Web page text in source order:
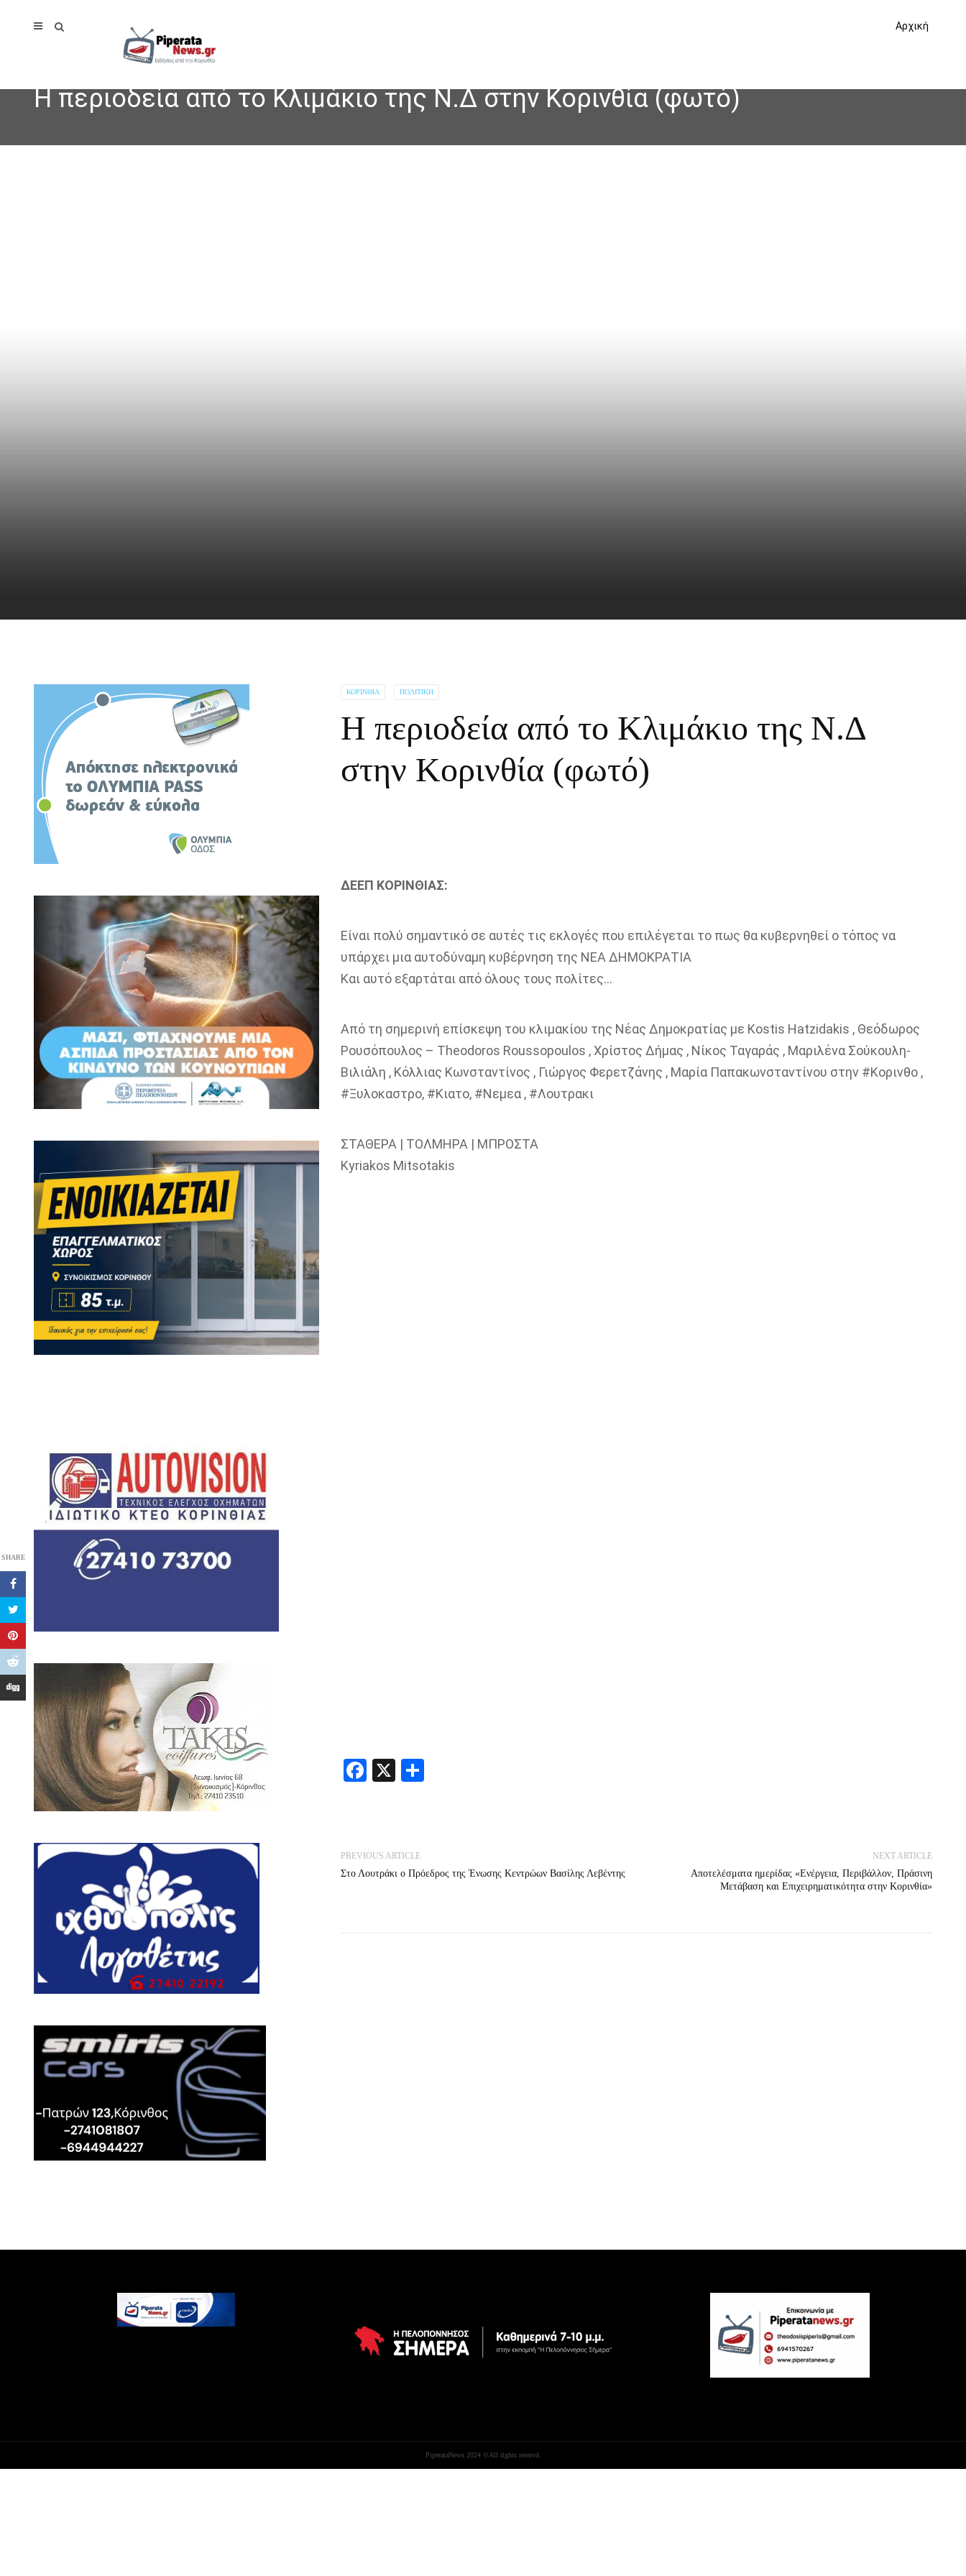
Αρχική
Η περιοδεία από το Κλιμάκιο της Ν.Δ στην Κορινθία (φωτό)
ΚΟΡΙΝΘΊΑ ΠΟΛΙΤΙΚΉ
Η περιοδεία από το Κλιμάκιο της Ν.Δ
στην Κορινθία (φωτό)
SHARE
ΔΕΕΠ ΚΟΡΙΝΘΙΑΣ:
Είναι πολύ σημαντικό σε αυτές τις εκλογές που επιλέγεται το πως θα κυβερνηθεί ο τόπος να
υπάρχει μια αυτοδύναμη κυβέρνηση της ΝΕΑ ΔΗΜΟΚΡΑΤΙΑ
Και αυτό εξαρτάται από όλους τους πολίτες…
Από τη σημερινή επίσκεψη του κλιμακίου της Νέας Δημοκρατίας με Kostis Hatzidakis , Θεόδωρος
Ρουσόπουλος – Theodoros Roussopoulos , Χρίστος Δήμας , Νίκος Ταγαράς , Μαριλένα Σούκουλη-
Βιλιάλη , Κόλλιας Κωνσταντίνος , Γιώργος Φερετζάνης , Μαρία Παπακωνσταντίνου στην #Κορινθο ,
#Ξυλοκαστρο, #Κιατο, #Νεμεα , #Λουτρακι
ΣΤΑΘΕΡΑ | ΤΟΛΜΗΡΑ | ΜΠΡΟΣΤΑ
Kyriakos Mitsotakis
Facebook
X Share
PREVIOUS ARTICLE
Στο Λουτράκι ο Πρόεδρος της Ένωσης Κεντρώων Βασίλης Λεβέντης
NEXT ARTICLE
Αποτελέσματα ημερίδας «Ενέργεια, Περιβάλλον, Πράσινη
Μετάβαση και Επιχειρηματικότητα στην Κορινθία»
PiperataNews 2024 ©All rights reservd.